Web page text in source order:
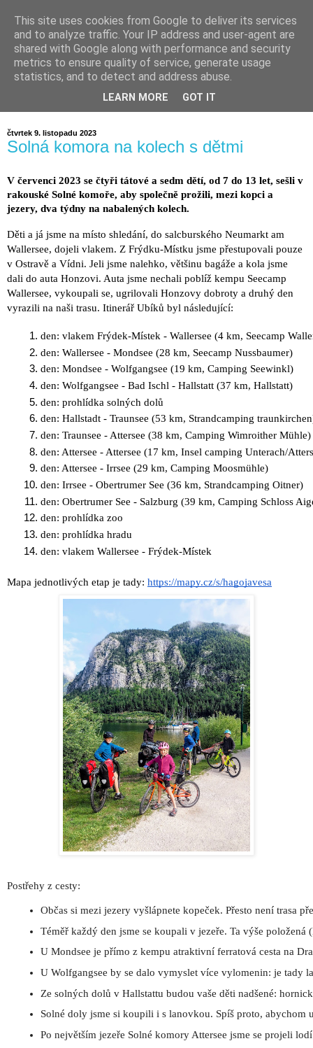
čtvrtek 9. listopadu 2023
Solná komora na kolech s dětmi
V červenci 2023 se čtyři tátové a sedm dětí, od 7 do 13 let, sešli v
rakouské Solné komoře, aby společně prožili, mezi kopci a
jezery, dva týdny na nabalených kolech.
Děti a já jsme na místo shledání, do salcburského Neumarkt am
Wallersee, dojeli vlakem. Z Frýdku-Místku jsme přestupovali pouze
v Ostravě a Vídni. Jeli jsme nalehko, většinu bagáže a kola jsme
dali do auta Honzovi. Auta jsme nechali poblíž kempu Seecamp
Wallersee, vykoupali se, ugrilovali Honzovy dobroty a druhý den
vyrazili na naši trasu. Itinerář Ubíků byl následující:
den: vlakem Frýdek-Místek - Wallersee (4 km, Seecamp
den: Wallersee - Mondsee (28 km, Seecamp Nussbaumer)
den: Mondsee - Wolfgangsee (19 km, Camping Seewinkl)
den: Wolfgangsee - Bad Ischl - Hallstatt (37 km, Hallstatt)
den: prohlídka solných dolů
den: Hallstadt - Traunsee (53 km, Strandcamping
den: Traunsee - Attersee (38 km, Camping Wimroither Mühle)
den: Attersee - Attersee (17 km, Insel camping Unterach/
den: Attersee - Irrsee (29 km, Camping Moosmühle)
den: Irrsee - Obertrumer See (36 km, Strandcamping Oitner)
den: Obertrumer See - Salzburg (39 km, Camping Schloss
den: prohlídka zoo
den: prohlídka hradu
den: vlakem Wallersee - Frýdek-Místek
Mapa jednotlivých etap je tady: https://mapy.cz/s/hagojavesa
Postřehy z cesty:
Občas si mezi jezery vyšlápnete kopeček. Přesto není trasa
Téměř každý den jsme se koupali v jezeře. Ta výše
U Mondsee je přímo z kempu atraktivní ferratová cesta na
U Wolfgangsee by se dalo vymyslet více vylomenin: je tady
Ze solných dolů v Hallstattu budou vaše děti nadšené:
Solné doly jsme si koupili i s lanovkou. Spíš proto,
Po největším jezeře Solné komory Attersee jsme se projeli
This site uses cookies from Google to deliver its services
and to analyze traffic. Your IP address and user-agent are
shared with Google along with performance and security
metrics to ensure quality of service, generate usage
statistics, and to detect and address abuse.
LEARN MORE GOT IT